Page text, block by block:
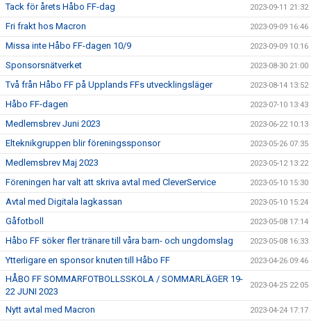
Tack för årets Håbo FF-dag 2023-09-11 21:32
Fri frakt hos Macron 2023-09-09 16:46
Missa inte Håbo FF-dagen 10/9 2023-09-09 10:16
Sponsorsnätverket 2023-08-30 21:00
Två från Håbo FF på Upplands FFs utvecklingsläger 2023-08-14 13:52
Håbo FF-dagen 2023-07-10 13:43
Medlemsbrev Juni 2023 2023-06-22 10:13
Elteknikgruppen blir föreningssponsor 2023-05-26 07:35
Medlemsbrev Maj 2023 2023-05-12 13:22
Föreningen har valt att skriva avtal med CleverService 2023-05-10 15:30
Avtal med Digitala lagkassan 2023-05-10 15:24
Gåfotboll 2023-05-08 17:14
Håbo FF söker fler tränare till våra barn- och ungdomslag 2023-05-08 16:33
Ytterligare en sponsor knuten till Håbo FF 2023-04-26 09:46
HÅBO FF SOMMARFOTBOLLSSKOLA / SOMMARLÄGER 19-
22 JUNI 2023
2023-04-25 22:05
Nytt avtal med Macron 2023-04-24 17:17